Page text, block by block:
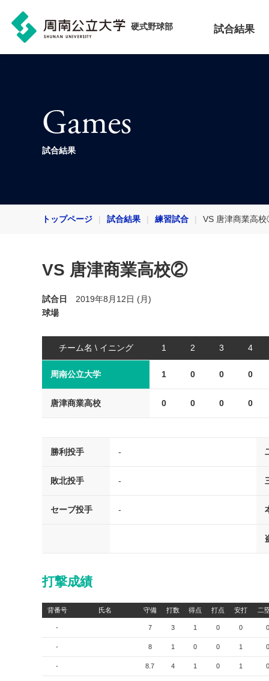
硬式野球部 試合結果
Games
試合結果
トップページ 試合結果 練習試合 VS 唐津商業高
VS 唐津商業高校②
試合日
2019年8月12日 (月)
球場
チーム名 \ イニング 1 2 3 4
周南公立大学 1 0 0 0
唐津商業高校 0 0 0 0
勝利投手 -
敗北投手 -
セーブ投手 -
打撃成績
背番号 氏名 守備 打数 得点 打点 安打 二
- 7 3 1 0 0 0
- 8 1 0 0 1 0
- 8.7 4 1 0 1 0